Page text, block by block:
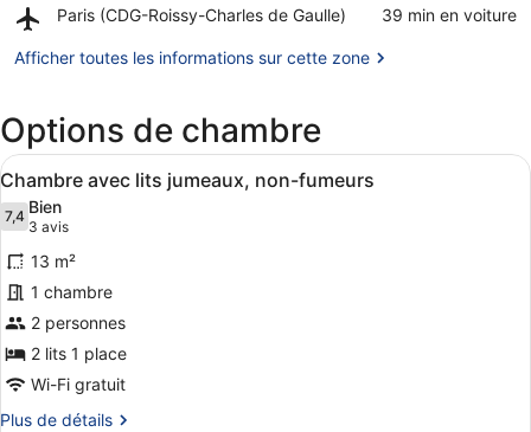
Pâtis
de
Grande
Paris (CDG-Roissy-Charles de Gaulle)
Airport,
(CDG-
de
Gaulle)
‪39 min en voiture‬
Afficher toutes les informations sur cette zone
Options de chambre
Afficher
toutes
les
photos
pour
ce
type
de
chambre :
Chambre
Une chambre d’hôtel avec deux
10
Chambre avec lits jumeaux, non-fumeurs
7,47,4 sur 10
Bien
3 avis
(3 avis)
13 m²
1 chambre
2 personnes
2 lits 1 place
Wi-Fi gratuit
Plus de détails
Plus